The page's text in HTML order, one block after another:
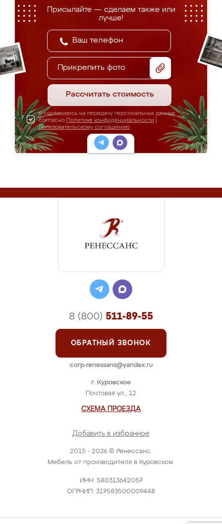
Присылайте — сделаем также или
лучше!
Прикрепить фото
Рассчитать стоимость
Я соглашаюсь на передачу персональных данных
согласно Политике конфиденциальности
Пользовательскому соглашению
2015 - 2026 © Ренессанс.
Мебель от производителя в Куровском.
ИНН: 580313642057
ОГРНИП: 317583500009448
г. Куровское
Почтовая ул., 12
СХЕМА ПРОЕЗДА
Добавить в избранное
8 (800) 511-89-55
ОБРАТНЫЙ ЗВОНОК
corp-renessans@yandex.ru